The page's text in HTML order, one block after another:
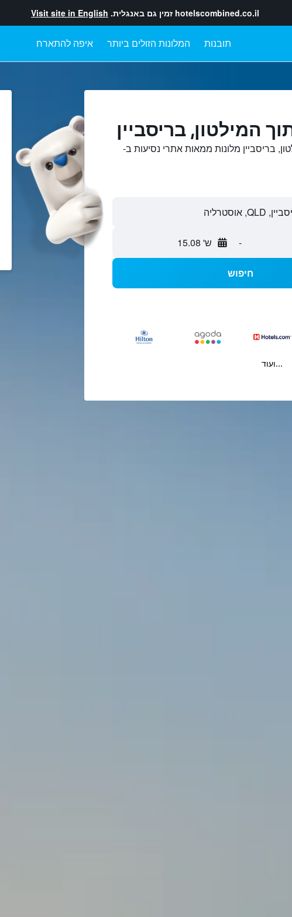
hotelscombined.co.il זמין גם באנגלית. Visit site in English
תובנות המלונות הזולים ביותר איפה להתארח
המילטון, בריסביין
בריסביין מלונות ממאות אתרי נסיעות ב-
- ש' 15.08
חיפוש
...ועוד